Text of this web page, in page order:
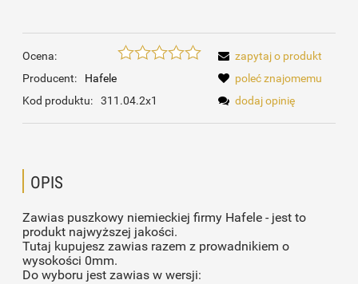
Ocena:
Producent:
Hafele
Kod produktu:
311.04.2x1
zapytaj o produkt
poleć znajomemu
dodaj opinię
OPIS
Zawias puszkowy niemieckiej firmy Hafele - jest to
produkt najwyższej jakości.
Tutaj kupujesz zawias razem z prowadnikiem o
wysokości 0mm.
Do wyboru jest zawias w wersji: